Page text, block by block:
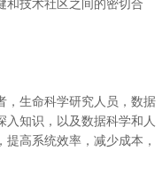
和技术社区之间的密切合
，生命科学研究人员，数据
知识，以及数据科学和人
高系统效率，减少成本，